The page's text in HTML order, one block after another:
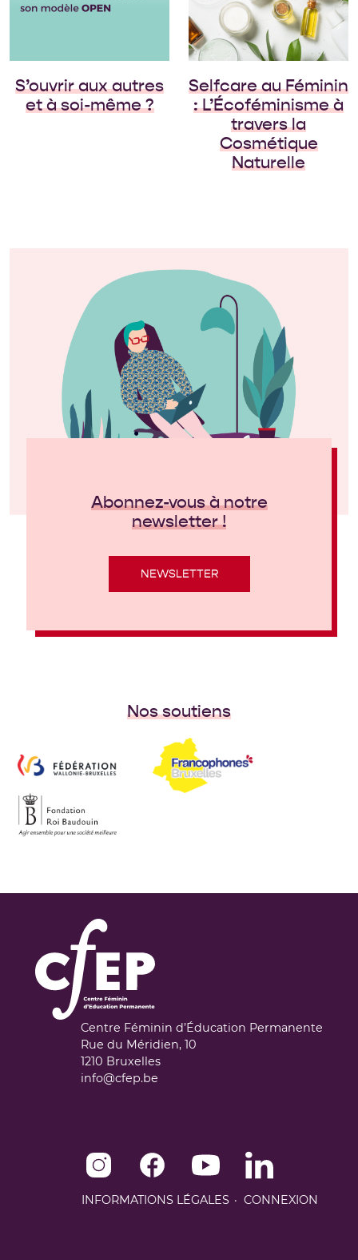
S’ouvrir aux autres
et à soi-même ?
cosmétiques
Féministes
d’Amazone, axées sur
les écoféminismes et
[…]
Selfcare au Féminin
: L’Écoféminisme à
travers la
Cosmétique
Naturelle
Abonnez-vous à notre
newsletter !
NEWSLETTER
Nos soutiens
Centre Féminin d’Éducation Permanente
Rue du Méridien, 10
1210 Bruxelles
info@cfep.be
INFORMATIONS LÉGALES CONNEXION